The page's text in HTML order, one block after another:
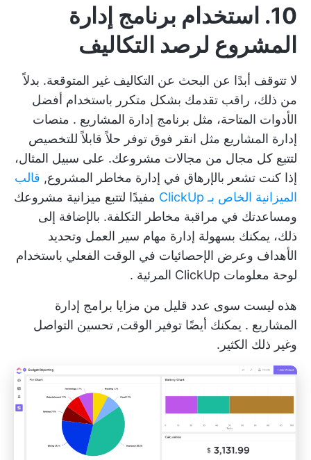
10. استخدام برنامج إدارة
المشروع لرصد التكاليف
لا تتوقف أبدًا عن البحث عن التكاليف غير المتوقعة. بدلاً
من ذلك، راقب تقدمك بشكل متكرر باستخدام أفضل
الأدوات المتاحة، مثل برنامج إدارة المشاريع . منصات
إدارة المشاريع مثل انقر فوق توفر حلاً قابلاً للتخصيص
لتتبع كل مجال من مجالات مشروعك. على سبيل المثال،
إذا كنت تشعر بالإرهاق في إدارة مخاطر المشروع, قالب
الميزانية الخاص بـ ClickUp
مفيدًا لتتبع ميزانية مشروعك
ومساعدتك في مراقبة مخاطر التكلفة. بالإضافة إلى
ذلك، يمكنك بسهولة إدارة مهام سير العمل وتحديد
الأهداف وعرض الإحصائيات في الوقت الفعلي باستخدام
لوحة معلومات ClickUp المرئية
.
هذه ليست سوى عدد قليل من مزايا برامج إدارة
المشاريع . يمكنك أيضًا توفير الوقت, تحسين التواصل
وغير ذلك الكثير.